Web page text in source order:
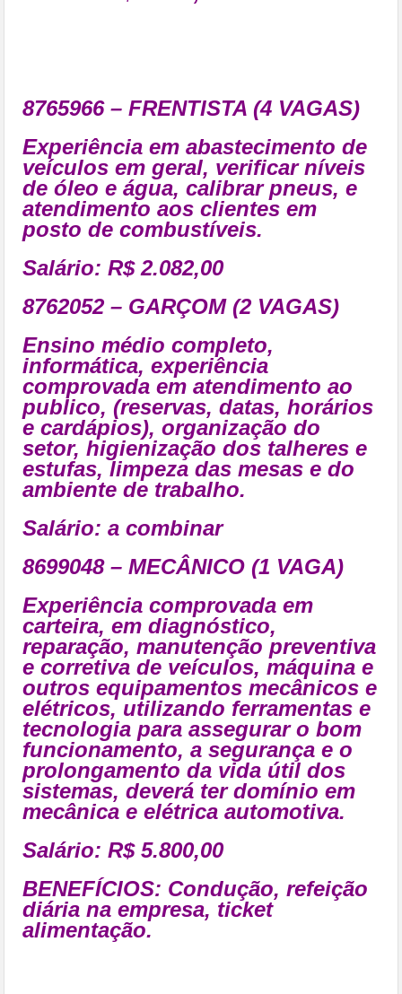
8765966 – FRENTISTA (4 VAGAS)
Experiência em abastecimento de
veículos em geral, verificar níveis
de óleo e água, calibrar pneus, e
atendimento aos clientes em
posto de combustíveis.
Salário: R$ 2.082,00
8762052 – GARÇOM (2 VAGAS)
Ensino médio completo,
informática, experiência
comprovada em atendimento ao
publico, (reservas, datas, horários
e cardápios), organização do
setor, higienização dos talheres e
estufas, limpeza das mesas e do
ambiente de trabalho.
Salário: a combinar
8699048 – MECÂNICO (1 VAGA)
Experiência comprovada em
carteira, em diagnóstico,
reparação, manutenção preventiva
e corretiva de veículos, máquina e
outros equipamentos mecânicos e
elétricos, utilizando ferramentas e
tecnologia para assegurar o bom
funcionamento, a segurança e o
prolongamento da vida útil dos
sistemas, deverá ter domínio em
mecânica e elétrica automotiva.
Salário: R$ 5.800,00
BENEFÍCIOS: Condução, refeição
diária na empresa, ticket
alimentação.